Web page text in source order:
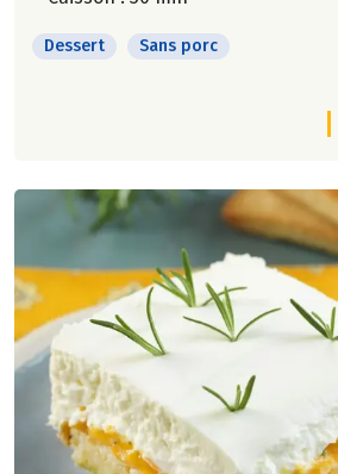
Dessert Sans porc